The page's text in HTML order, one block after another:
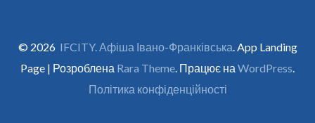
© 2026 IFCITY. Афіша Івано-Франківська . App Landing
Page | Розроблена Rara Theme . Працює на WordPress
Політика конфіденційності